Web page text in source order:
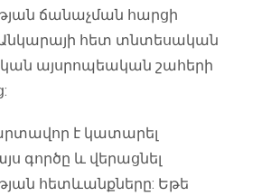
ճանաչման հարցի
հետ տնտեսական
այսրոպեական շահերի
է կատարել
գործը և վերացնել
հետևանքները: Եթե